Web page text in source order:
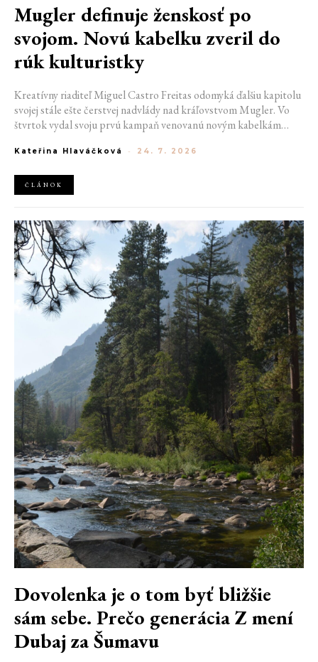
Mugler definuje ženskosť po
svojom. Novú kabelku zveril do
rúk kulturistky
Kreatívny riaditeľ Miguel Castro Freitas odomyká ďalšiu kapitolu
svojej stále ešte čerstvej nadvlády nad kráľovstvom Mugler. Vo
štvrtok vydal svoju prvú kampaň venovanú novým kabelkám
návrhár do módneho domu prišiel. Umne kombinuje výrazy
podobu ženskosti.
Kateřina Hlaváčková - 24. 7. 2026
ČLÁNOK
Dovolenka je o tom byť bližšie
sám sebe. Prečo generácia Z mení
Dubaj za Šumavu